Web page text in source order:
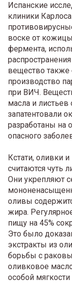
Испанские
клиники
воске от
фермента,
вещество также
производство
при ВИЧ.
масла и
запатентовали
разработаны на
опасного
Кстати, оливки
считаются чуть
Они укрепляют
оливы
жира.
пищу на 45%
Это было
экстракты из
борьбы с
оливковое
особой